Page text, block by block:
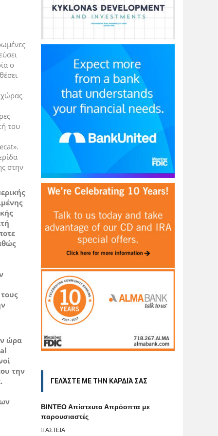
ο
χώρας
του
».
στην
ώρα
την
ΓΕΛΆΣΤΕ ΜΕ ΤΗΝ ΚΑΡΔΙΆ ΣΑΣ
BINTEO Aπίστευτα Απρόοπτα με
παρουσιαστές
ΑΣΤΕΙΑ